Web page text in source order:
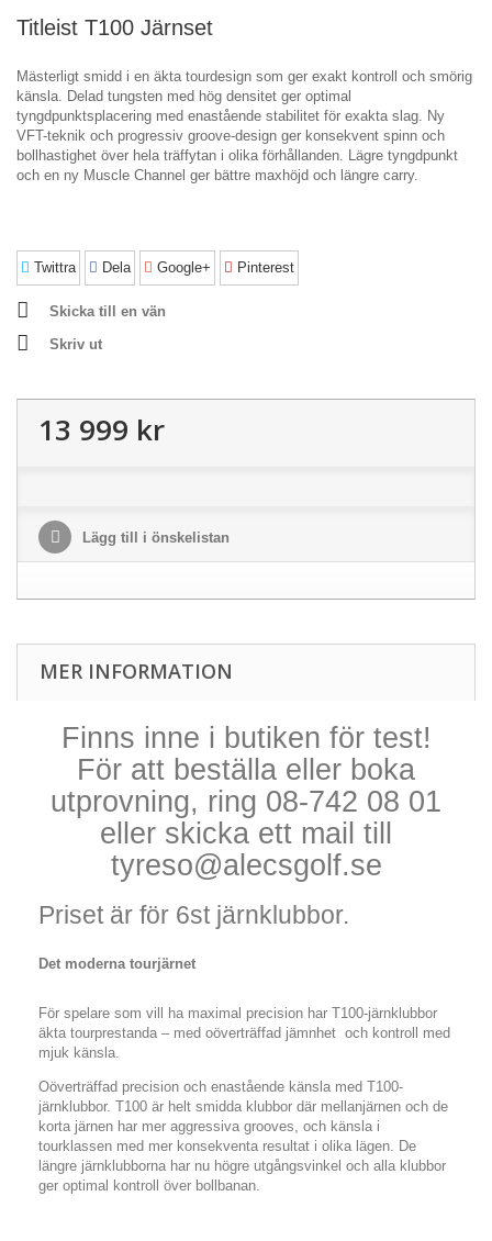
Titleist T100 Järnset
Mästerligt smidd i en äkta tourdesign som ger exakt kontroll och smörig
känsla. Delad tungsten med hög densitet ger optimal
tyngdpunktsplacering med enastående stabilitet för exakta slag. Ny
VFT-teknik och progressiv groove-design ger konsekvent spinn och
bollhastighet över hela träffytan i olika förhållanden. Lägre tyngdpunkt
och en ny Muscle Channel ger bättre maxhöjd och längre carry.
Twittra Dela Google+ Pinterest
Skicka till en vän
Skriv ut
13 999 kr
Lägg till i önskelistan
MER INFORMATION
Finns inne i butiken för test!
För att beställa eller boka
utprovning, ring 08-742 08 01
eller skicka ett mail till
tyreso@alecsgolf.se
Priset är för 6st järnklubbor.
Det moderna tourjärnet
För spelare som vill ha maximal precision har T100-järnklubbor
äkta tourprestanda – med oöverträffad jämnhet och kontroll med
mjuk känsla.
Oöverträffad precision och enastående känsla med T100-
järnklubbor. T100 är helt smidda klubbor där mellanjärnen och de
korta järnen har mer aggressiva grooves, och känsla i
tourklassen med mer konsekventa resultat i olika lägen. De
längre järnklubborna har nu högre utgångsvinkel och alla klubbor
ger optimal kontroll över bollbanan.